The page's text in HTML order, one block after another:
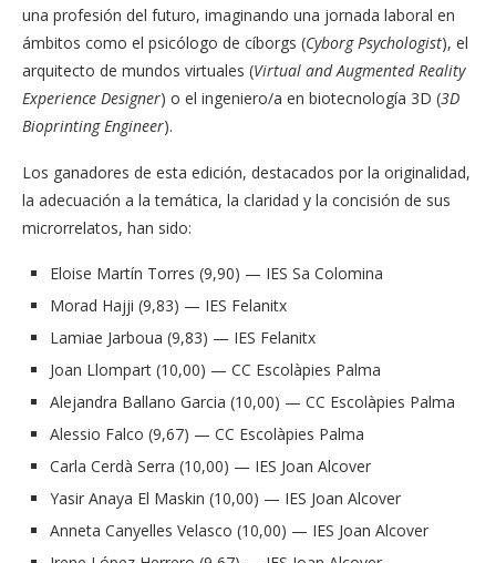
una profesión del futuro, imaginando una jornada laboral en
ámbitos como el psicólogo de cíborgs (Cyborg Psychologist), el
arquitecto de mundos virtuales (Virtual and Augmented Reality
Experience Designer) o el ingeniero/a en biotecnología 3D (3D
Bioprinting Engineer).
Los ganadores de esta edición, destacados por la originalidad,
la adecuación a la temática, la claridad y la concisión de sus
microrrelatos, han sido:
Eloise Martín Torres (9,90) — IES Sa Colomina
Morad Hajji (9,83) — IES Felanitx
Lamiae Jarboua (9,83) — IES Felanitx
Joan Llompart (10,00) — CC Escolàpies Palma
Alejandra Ballano Garcia (10,00) — CC Escolàpies Palma
Alessio Falco (9,67) — CC Escolàpies Palma
Carla Cerdà Serra (10,00) — IES Joan Alcover
Yasir Anaya El Maskin (10,00) — IES Joan Alcover
Anneta Canyelles Velasco (10,00) — IES Joan Alcover